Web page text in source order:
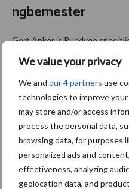
We value your privacy
We and our 4 partners use
technologies to improve
may store and/or access
process the personal data,
browsing data, for purposes
personalized ads and
effectiveness, analyzing
geolocation data, and
ngbemester
Gert Anker is Rundvee
met de meststoffen, de
belangrijkste voordelen van
23 februari 2022